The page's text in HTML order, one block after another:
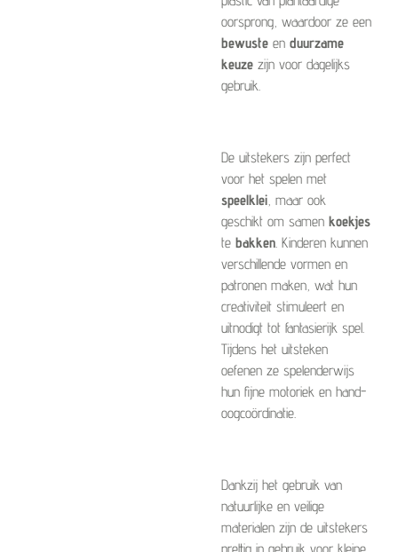
oorsprong, waardoor ze een
bewuste en duurzame
keuze zijn voor dagelijks
gebruik.
De uitstekers zijn perfect
voor het spelen met
speelklei , maar ook
geschikt om samen koekjes
te bakken . Kinderen kunnen
verschillende vormen en
patronen maken, wat hun
creativiteit stimuleert en
uitnodigt tot fantasierijk spel.
Tijdens het uitsteken
oefenen ze spelenderwijs
hun fijne motoriek en hand-
oogcoördinatie.
Dankzij het gebruik van
natuurlijke en veilige
materialen zijn de uitstekers
prettig in gebruik voor kleine